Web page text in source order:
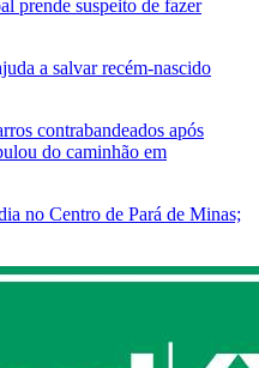
prende suspeito de fazer
a salvar recém-nascido
contrabandeados após
do caminhão em
no Centro de Pará de Minas;